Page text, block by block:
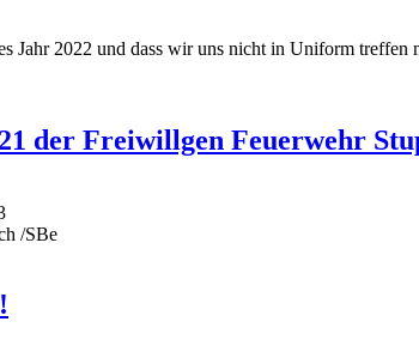
Jahr 2022 und dass wir uns nicht in Uniform treffen
der Freiwillgen Feuerwehr
/SBe